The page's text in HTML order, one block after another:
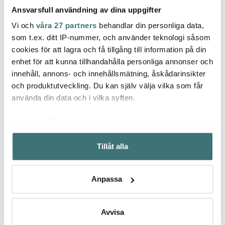
Ansvarsfull användning av dina uppgifter
Vi och våra 27 partners behandlar din personliga data,
som t.ex. ditt IP-nummer, och använder teknologi såsom
cookies för att lagra och få tillgång till information på din
enhet för att kunna tillhandahålla personliga annonser och
innehåll, annons- och innehållsmätning, åskådarinsikter
och produktutveckling. Du kan själv välja vilka som får
använda din data och i vilka syften.
Samla in information om din geografiska plats som
kan ha en noggrannhet på upp till flera meter
Identifiera din enhet genom att aktivt skanna den för
Ta reda på mer om hur dina personliga uppgifter
Du kan ändra eller dra tillbaka ditt samtycke när som
Tillåt alla
Anpassa
Avvisa
pålitligt köksredskap och en stilfull detalj i köket.
Tillverkad i rostfritt stål med en aluminiumkärna för jämn
värmefördelning, fungerar den på alla hällar, inklusive
induktion, och klarar ugnstemperaturer upp till 300 °C.
Lock i matchande design ingår, och kastrullen rymmer
1,6 liter. Perfekt för allt från frukostgröten till festens
såser.